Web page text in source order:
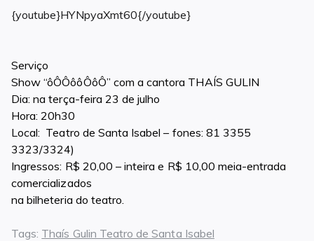
{youtube}HYNpyaXmt60{/youtube}
Serviço
Show “ôÔÔôôÔôÔ” com a cantora THAÍS GULIN
Dia: na terça-feira 23 de julho
Hora: 20h30
Local: Teatro de Santa Isabel – fones: 81 3355
3323/3324)
Ingressos: R$ 20,00 – inteira e R$ 10,00 meia-entrada
comercializados
na bilheteria do teatro.
Tags: Thaís Gulin Teatro de Santa Isabel